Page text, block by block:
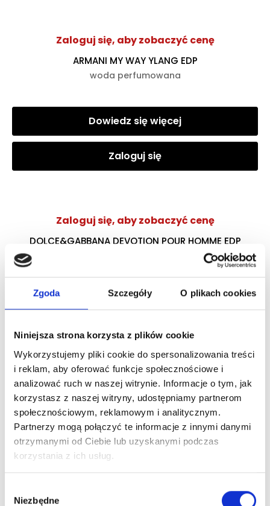
Zgoda Szczegóły O plikach cookies
Niniejsza strona korzysta z plików cookie
Wykorzystujemy pliki cookie do spersonalizowania treści
i reklam, aby oferować funkcje społecznościowe i
analizować ruch w naszej witrynie. Informacje o tym, jak
korzystasz z naszej witryny, udostępniamy partnerom
społecznościowym, reklamowym i analitycznym.
Partnerzy mogą połączyć te informacje z innymi danymi
otrzymanymi od Ciebie lub uzyskanymi podczas
korzystania z ich usług.
zgody
Niezbędne
Zaloguj się, aby zobaczyć cenę
ARMANI MY WAY YLANG EDP
woda perfumowana
Dowiedz się więcej
Zaloguj się
Zaloguj się, aby zobaczyć cenę
DOLCE&GABBANA DEVOTION POUR HOMME EDP
Zaloguj się
Dlaczego warto?
Oryginalny produkt z autoryzowanej
dystrybucji
Wysyłka 24h z magazynu w Polsce